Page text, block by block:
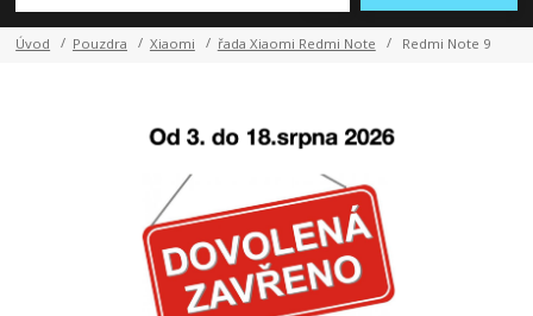
Úvod Pouzdra Xiaomi řada Xiaomi Redmi Note Redmi Note 9